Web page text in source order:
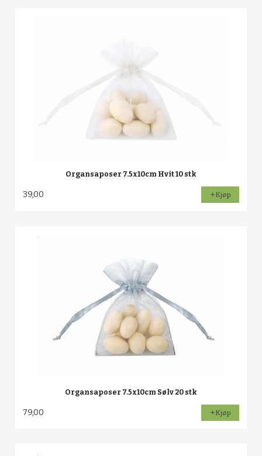
Organsaposer 7.5x10cm Hvit 10 stk
39,00 Kjøp
Organsaposer 7.5x10cm Sølv 20 stk
79,00 Kjøp